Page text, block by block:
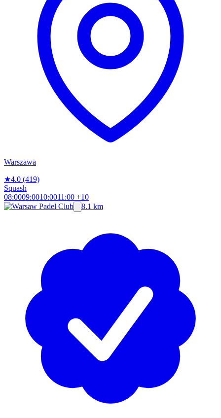
Warszawa
★4.0 (419)
Squash
08:0009:0010:0011:00 +10
8.1 km